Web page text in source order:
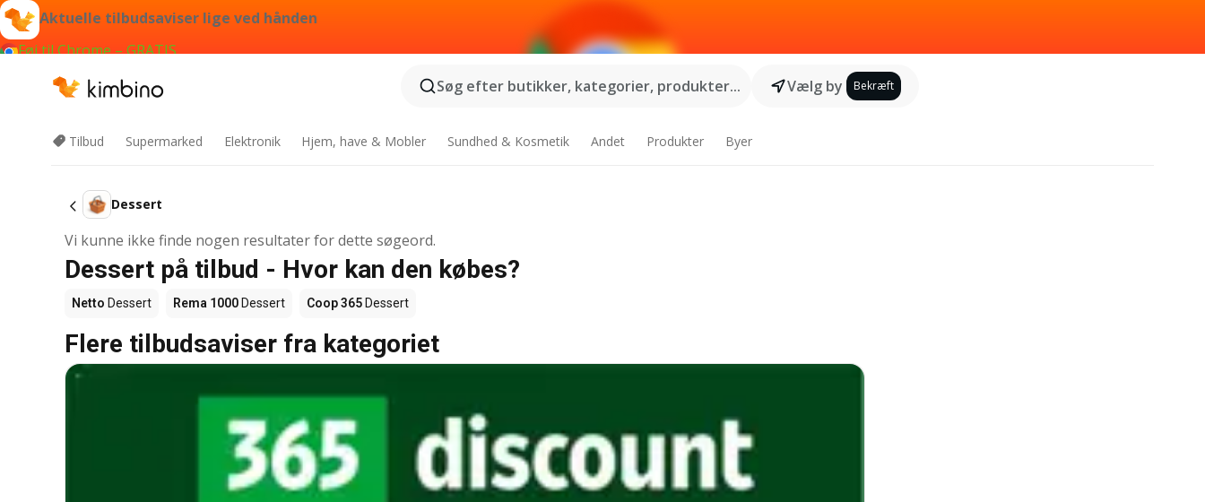
Aktuelle tilbudsaviser lige ved hånden
Føj til Chrome – GRATIS
Søg efter butikker, kategorier, produkter...
Vælg by Bekræft
Tilbud Supermarked Elektronik Hjem, have & Mobler Sundhed & Kosmetik Andet Produkter Byer
Dessert
Vi kunne ikke finde nogen resultater for dette søgeord.
Dessert på tilbud - Hvor kan den købes?
Netto Dessert Rema 1000 Dessert Coop 365 Dessert
Flere tilbudsaviser fra kategoriet